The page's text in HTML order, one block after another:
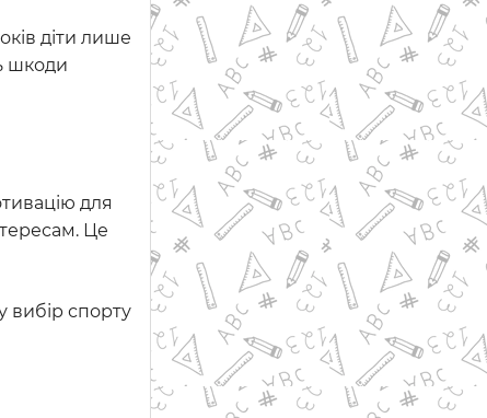
діти лише
шкоди
для
Це
вибір спорту